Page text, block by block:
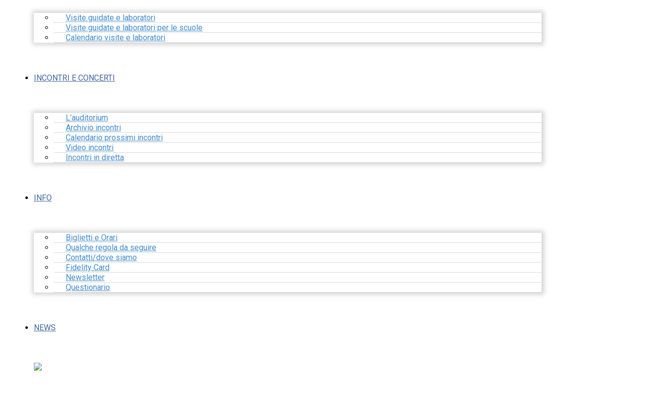
Visite guidate e laboratori
Visite guidate e laboratori per le scuole
Calendario visite e laboratori
INCONTRI E CONCERTI
L’auditorium
Archivio incontri
Calendario prossimi incontri
Video incontri
Incontri in diretta
INFO
Biglietti e Orari
Qualche regola da seguire
Contatti/dove siamo
Fidelity Card
Newsletter
Questionario
NEWS